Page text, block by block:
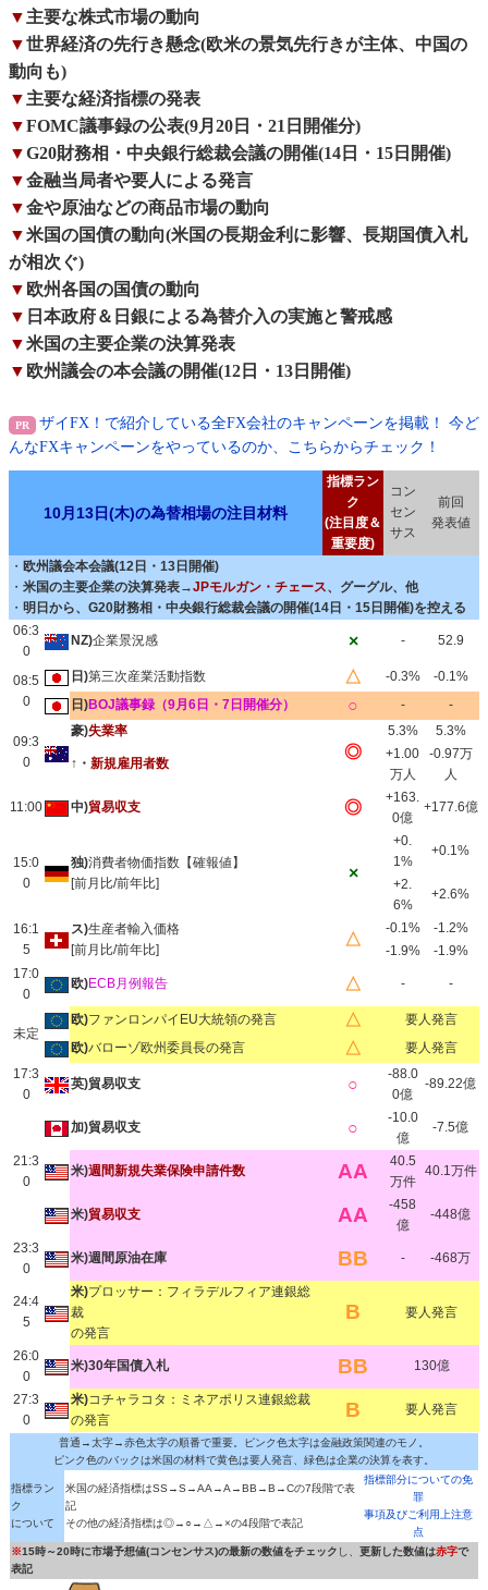
▼主要な株式市場の動向
▼世界経済の先行き懸念(欧米の景気先行きが主体、中国の
動向も)
▼主要な経済指標の発表
▼FOMC議事録の公表(9月20日・21日開催分)
▼G20財務相・中央銀行総裁会議の開催(14日・15日開催)
▼金融当局者や要人による発言
▼金や原油などの商品市場の動向
▼米国の国債の動向(米国の長期金利に影響、長期国債入札
が相次ぐ)
▼ 欧州各国の国債の動向
▼ 日本政府＆日銀による為替介入の実施と警戒感
▼米国の主要企業の決算発表
▼ 欧州議会の本会議の開催(12日・13日開催)
ザイFX！で紹介している全FX会社のキャンペーンを掲載！ 今ど
んなFXキャンペーンをやっているのか、こちらからチェック！
10月13日(木)の為替相場の注目材料
指標ラン
ク
(注目度＆
重要度)
コン
セン
サス
前回
発表値
・ 欧州議会本会議(12日・13日開催)
・ 米国の主要企業の決算発表→JPモルガン・チェース、グーグル、他
・ 明日から、G20財務相・中央銀行総裁会議の開催(14日・15日開催)を控える
06:3
0
NZ)企業景況感 × - 52.9
08:5
0
日)第三次産業活動指数 △ -0.3%
-0.1%
日)BOJ議事録（9月6日・7日開催分） ○ - -
09:3
0
豪)失業率
◎
5.3% 5.3%
↑・ 新規雇用者数
+1.00
万人
-0.97万
人
11:00 中)貿易収支 ◎
+163.
0億
+177.6億
15:0
0
独)消費者物価指数【確報値】
[前月比/前年比]
×
+0.
1%
+0.1%
+2.
6%
+2.6%
16:1
5
ス)生産者輸入価格
[前月比/前年比]
△
-0.1%
-1.2%
-1.9%
-1.9%
17:0
0
欧)ECB月例報告 △ - -
未定
欧)ファンロンパイEU大統領の発言 △
要人発言
欧)バローゾ欧州委員長の発言 △
要人発言
17:3
0
英)貿易収支 ○
-88.0
0億
-89.22億
21:3
0
加)貿易収支 ○
-10.0
億
-7.5億
米)週間新規失業保険申請件数 AA
40.5
万件
40.1万件
米)貿易収支 AA
-458
億
-448億
23:3
0
米)週間原油在庫 BB - -468万
24:4
5
米)プロッサー：フィラデルフィア連銀総
裁
の発言
B 要人発言
26:0
0
米)30年国債入札 BB 130億
27:3
0
米)コチャラコタ：ミネアポリス連銀総裁
の発言
B 要人発言
普通→太字→赤色太字の順番で重要。ピンク色太字は金融政策関連のモノ。
ピンク色のバックは米国の材料で黄色は要人発言、緑色は企業の決算を表す。
指標ラン
ク
について
米国の経済指標はSS→S→AA→A→BB→B→Cの7段階で表
記
その他の経済指標は◎→○→△→×の4段階で表記
指標部分についての免
罪
事項及びご利用上注意
点
※15時～20時に市場予想値(コンセンサス)の最新の数値をチェック し、 更新した数値は赤字で
表記